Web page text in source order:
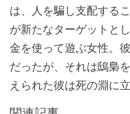
は、人を騙し支配する
が新たなターゲットと
金を使って遊ぶ女性。
だったが、それは鴟梟
えられた彼は死の淵に